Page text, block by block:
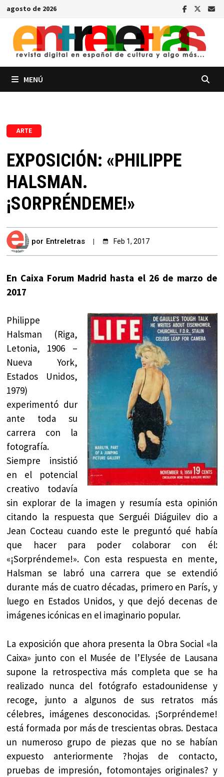
Saltar
contenido
agosto de 2026
MENÚ
ARTE
EXPOSICIÓN: «PHILIPPE
HALSMAN.
¡SORPRÉNDEME!»
por Entreletras Feb 1, 2017
En Caixa Forum Madrid hasta el 26 de marzo de
2017
Philippe
Halsman (Riga,
Letonia, 1906 –
Nueva York,
Estados Unidos,
1979)
experimentó dur
ante toda su
carrera con la
fotografía.
Siempre insistió
en el potencial
creativo todavía
sin explorar de la imagen y resumía esta opinión
citando la respuesta que Serguéi Diáguilev dio a
Jean Cocteau cuando este le preguntó qué había
que hacer para poder colaborar con él:
«¡Sorpréndeme!». Con esta respuesta en mente,
Halsman se labró una carrera que se extendió
durante más de cuatro décadas, primero en París, y
luego en Estados Unidos, y que dejó decenas de
imágenes icónicas en el imaginario popular.
La exposición que ahora presenta la Obra Social «la
Caixa» junto con el Musée de l’Elysée de Lausana
supone la retrospectiva más completa que se ha
realizado nunca del fotógrafo estadounidense y
recoge, junto a algunos de sus retratos más
célebres, imágenes desconocidas. ¡Sorpréndeme!
está formada por más de trescientas obras. Destaca
un numeroso grupo de piezas que no se habían
expuesto anteriormente ?hojas de contacto,
pruebas de impresión, fotomontajes originales? y